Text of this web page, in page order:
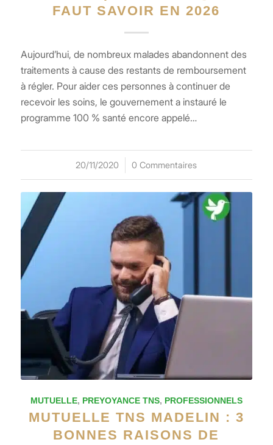
FAUT SAVOIR EN 2026
Aujourd’hui, de nombreux malades abandonnent des
traitements à cause des restants de remboursement
à régler. Pour aider ces personnes à continuer de
recevoir les soins, le gouvernement a instauré le
programme 100 % santé encore appelé…
20/11/2020
/ 0 Commentaires
MUTUELLE, PREYOYANCE TNS, PROFESSIONNELS
MUTUELLE TNS MADELIN : 3
BONNES RAISONS DE